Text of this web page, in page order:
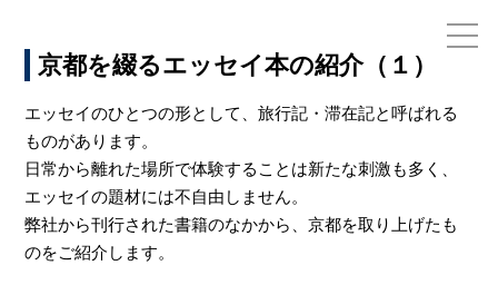
京都を綴るエッセイ本の紹介（１）
エッセイのひとつの形として、旅行記・滞在記と呼ばれる
ものがあります。
日常から離れた場所で体験することは新たな刺激も多く、
エッセイの題材には不自由しません。
弊社から刊行された書籍のなかから、京都を取り上げたも
のをご紹介します。
お電話でのお問い合わせ
075-791-6125